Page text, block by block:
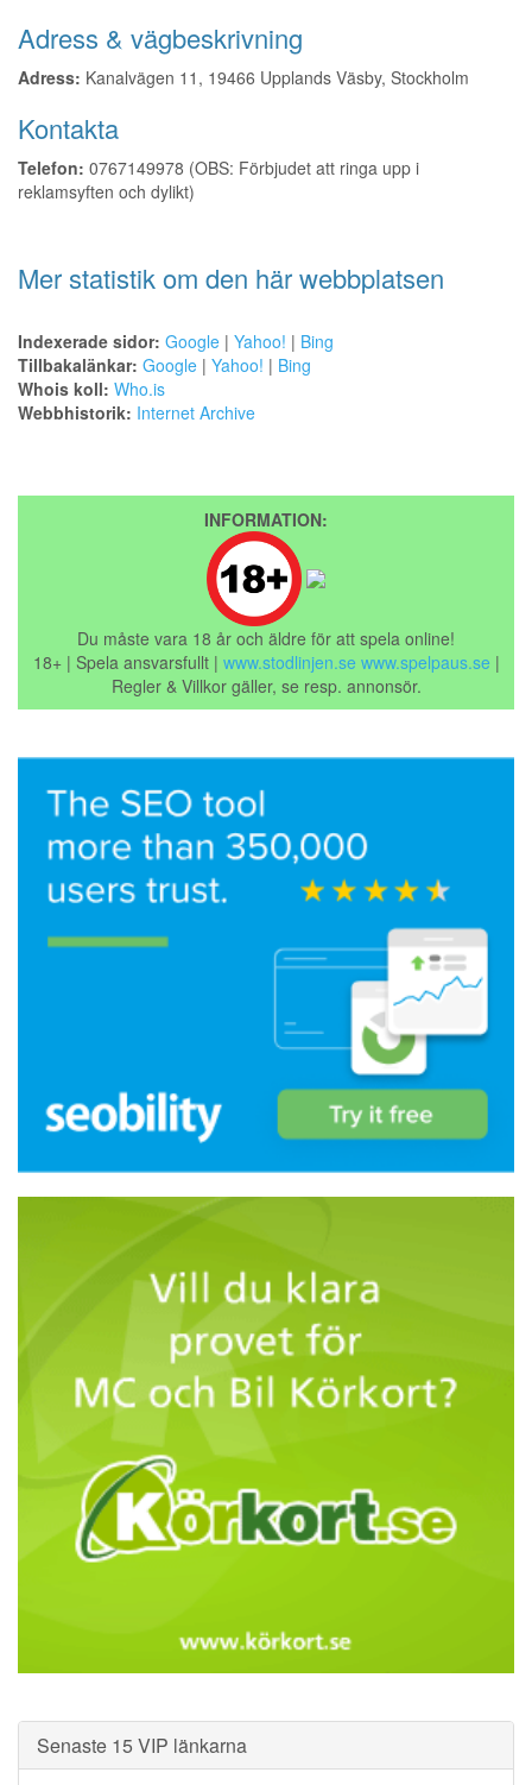
Adress & vägbeskrivning
Adress: Kanalvägen 11, 19466 Upplands Väsby, Stockholm
Kontakta
Telefon: 0767149978 (OBS: Förbjudet att ringa upp i
reklamsyften och dylikt)
Mer statistik om den här webbplatsen
Indexerade sidor: Google | Yahoo! | Bing
Tillbakalänkar: Google | Yahoo! | Bing
Whois koll: Who.is
Webbhistorik: Internet Archive
INFORMATION:
Du måste vara 18 år och äldre för att spela online!
18+ | Spela ansvarsfullt | www.stodlinjen.se www.spelpaus.se |
Regler & Villkor gäller, se resp. annonsör.
Senaste 15 VIP länkarna